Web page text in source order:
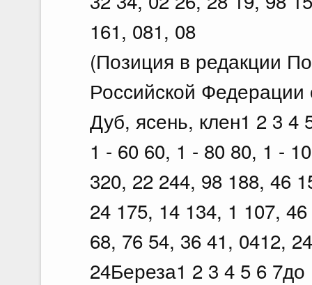
161, 081, 08
(Позиция в редакции
Российской
Дуб, ясень, клен1 2 3 4
1 - 60 60, 1 - 80 80, 1 -
320, 22 244, 98 188, 46
24 175, 14 134, 1 107,
68, 76 54, 36 41, 0412,
24Береза1 2 3 4 5 6